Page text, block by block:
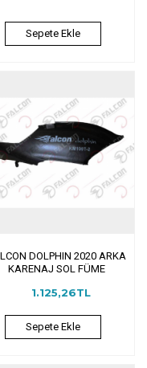
Sepete Ekle
DOLPHIN 2020 ARKA
KARENAJ SOL FÜME
1.125,26TL
Sepete Ekle